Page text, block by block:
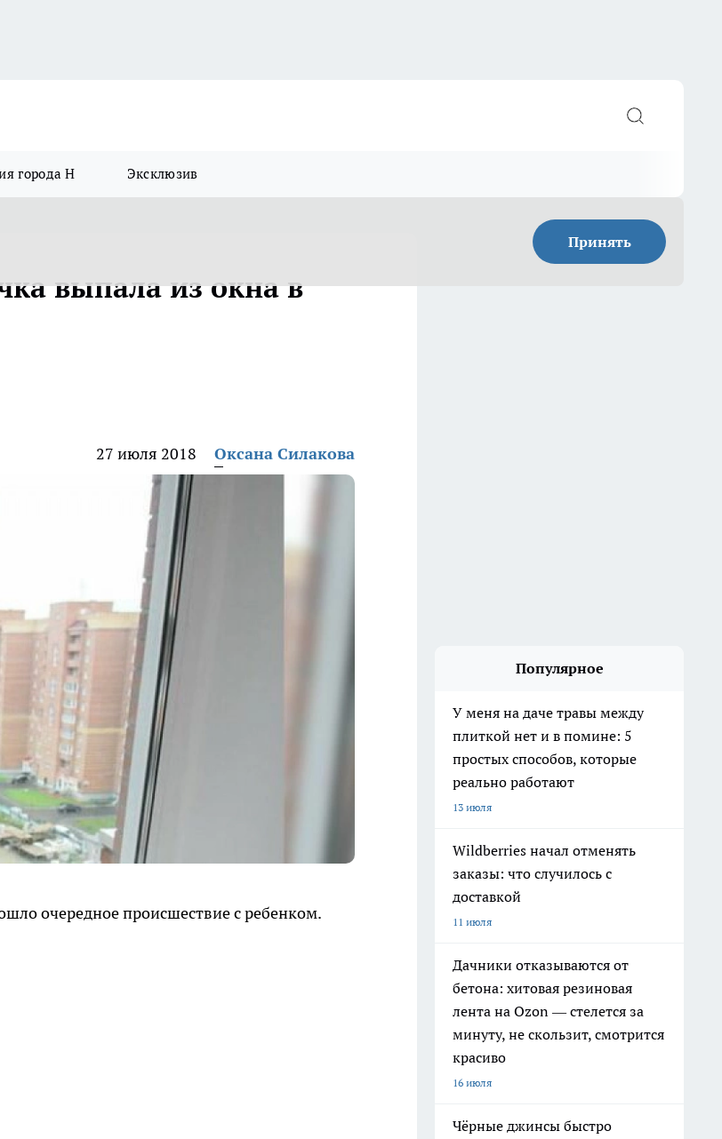
города Н Эксклюзив
Принять
выпала из окна в
27 июля 2018 Оксана Силакова
очередное происшествие с ребенком.
Популярное
У меня на даче травы между
плиткой нет и в помине: 5
простых способов, которые
реально работают
13 июля
Wildberries начал отменять
заказы: что случилось с
доставкой
11 июля
Дачники отказываются от
бетона: хитовая резиновая
лента на Ozon — стелется за
минуту, не скользит, смотрится
красиво
16 июля
Чёрные джинсы быстро